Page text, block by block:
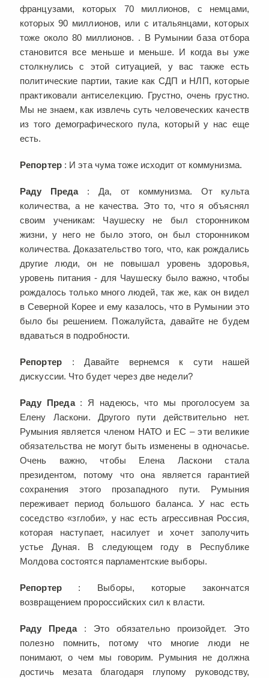
французами, которых 70 миллионов, с немцами,
которых 90 миллионов, или с итальянцами, которых
тоже около 80 миллионов. . В Румынии база отбора
становится все меньше и меньше. И когда вы уже
столкнулись с этой ситуацией, у вас также есть
политические партии, такие как СДП и НЛП, которые
практиковали антиселекцию. Грустно, очень грустно.
Мы не знаем, как извлечь суть человеческих качеств
из того демографического пула, который у нас еще
есть.
Репортер: И эта чума тоже исходит от коммунизма.
Раду Преда: Да, от коммунизма. От культа
количества, а не качества. Это то, что я объяснял
своим ученикам: Чаушеску не был сторонником
жизни, у него не было этого, он был сторонником
количества. Доказательство того, что, как рождались
другие люди, он не повышал уровень здоровья,
уровень питания - для Чаушеску было важно, чтобы
рождалось только много людей, так же, как он видел
в Северной Корее и ему казалось, что в Румынии это
было бы решением. Пожалуйста, давайте не будем
вдаваться в подробности.
Репортер: Давайте вернемся к сути нашей
дискуссии. Что будет через две недели?
Раду Преда: Я надеюсь, что мы проголосуем за
Елену Ласкони. Другого пути действительно нет.
Румыния является членом НАТО и ЕС – эти великие
обязательства не могут быть изменены в одночасье.
Очень важно, чтобы Елена Ласкони стала
президентом, потому что она является гарантией
сохранения этого прозападного пути. Румыния
переживает период большого баланса. У нас есть
соседство «зглоби», у нас есть агрессивная Россия,
которая наступает, насилует и хочет заполучить
устье Дуная. В следующем году в Республике
Молдова состоятся парламентские выборы.
Репортер: Выборы, которые закончатся
возвращением пророссийских сил к власти.
Раду Преда: Это обязательно произойдет. Это
полезно помнить, потому что многие люди не
понимают, о чем мы говорим. Румыния не должна
достичь мезата благодаря глупому руководству,